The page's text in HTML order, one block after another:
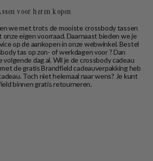
voor heren kopen
we met trots de mooiste crossbody tassen
eigen voorraad. Daarnaast bieden we je
op de aankopen in onze webwinkel. Bestel
tas op zon- of werkdagen voor ? Dan
volgende dag al. Wil je de crossbody cadeau
de gratis Brandfield cadeauverpakking heb
Toch niet helemaal naar wens? Je kunt
binnen gratis retourneren.